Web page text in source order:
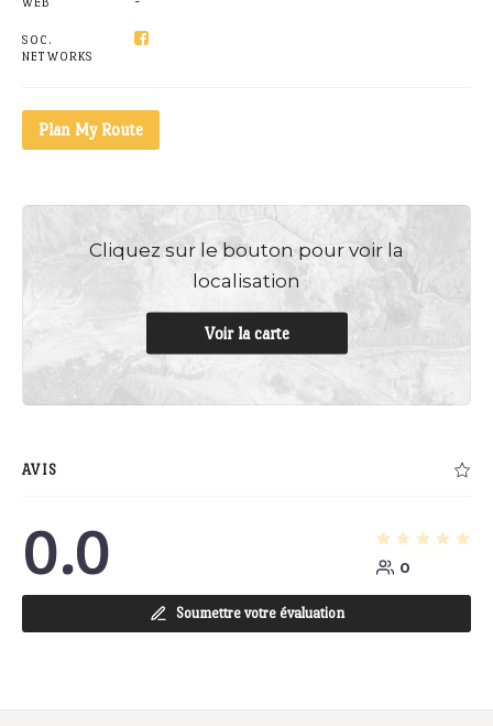
SOC.
NETWORKS
Plan My Route
Cliquez sur le bouton pour voir la
localisation
Voir la carte
AVIS
0.0 0
Soumettre votre évaluation